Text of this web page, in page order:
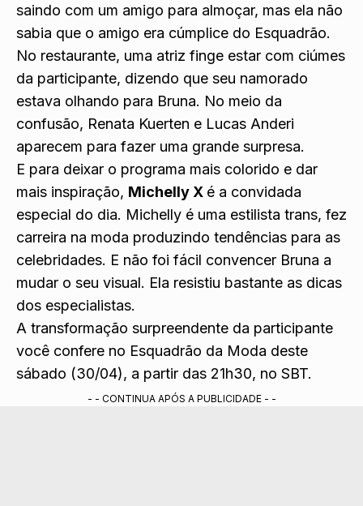
saindo com um amigo para almoçar, mas ela não
sabia que o amigo era cúmplice do Esquadrão.
No restaurante, uma atriz finge estar com ciúmes
da participante, dizendo que seu namorado
estava olhando para Bruna. No meio da
confusão, Renata Kuerten e Lucas Anderi
aparecem para fazer uma grande surpresa.
E para deixar o programa mais colorido e dar
mais inspiração, Michelly X é a convidada
especial do dia. Michelly é uma estilista trans, fez
carreira na moda produzindo tendências para as
celebridades. E não foi fácil convencer Bruna a
mudar o seu visual. Ela resistiu bastante as dicas
dos especialistas.
A transformação surpreendente da participante
você confere no Esquadrão da Moda deste
sábado (30/04), a partir das 21h30, no SBT.
- - CONTINUA APÓS A PUBLICIDADE - -